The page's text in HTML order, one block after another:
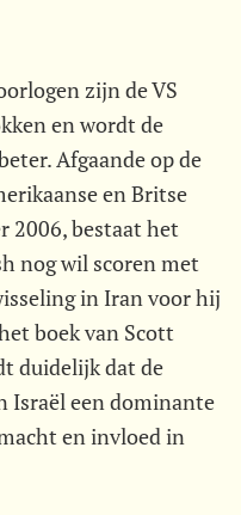
zijn de VS
en wordt de
Afgaande op de
en Britse
2006, bestaat het
nog wil scoren met
in Iran voor hij
boek van Scott
duidelijk dat de
Israël een dominante
en invloed in